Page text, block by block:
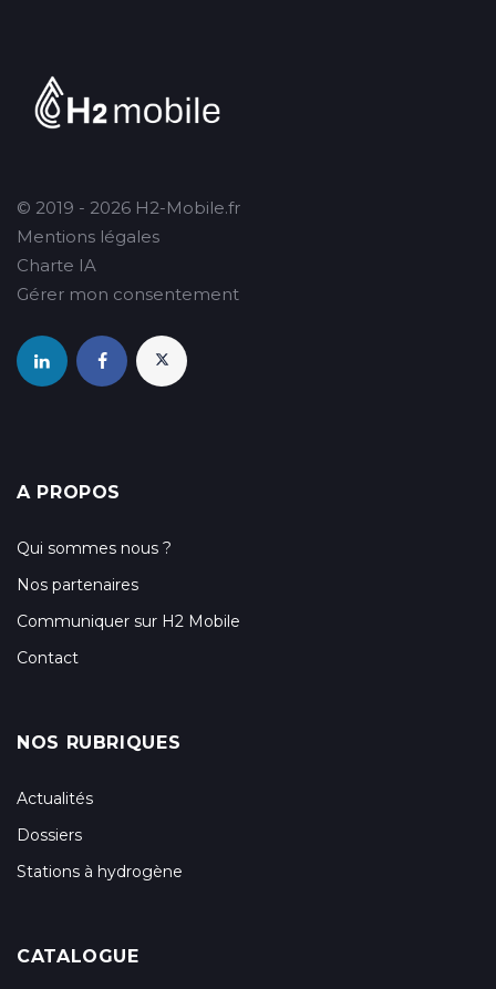
© 2019 - 2026 H2-Mobile.fr
Mentions légales
Charte IA
Gérer mon consentement
A PROPOS
Qui sommes nous ?
Nos partenaires
Communiquer sur H2 Mobile
Contact
NOS RUBRIQUES
Actualités
Dossiers
Stations à hydrogène
CATALOGUE